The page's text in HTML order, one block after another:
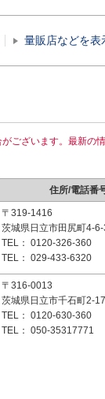
量販店などを表
ございます。最新の
住所/電話番
〒319-1416
茨城県日立市田尻町4-6-
TEL： 0120-326-360
TEL： 029-433-6320
〒316-0013
茨城県日立市千石町2-
TEL： 0120-630-360
TEL： 050-35317771